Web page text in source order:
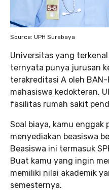
Source: UPH Surabaya
Universitas yang
ternyata punya jurusan
terakreditasi A oleh BAN-
mahasiswa kedokteran,
fasilitas rumah sakit
Soal biaya, kamu enggak
menyediakan beasiswa
Beasiswa ini termasuk
Buat kamu yang ingin
memiliki nilai akademik
semesternya.